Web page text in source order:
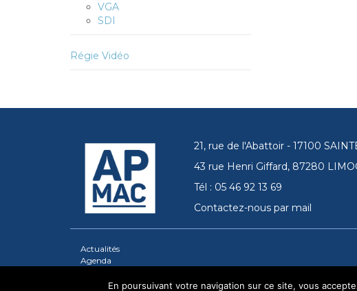
VGA
SDI
Régie Vidéo
21, rue de l'Abattoir - 17100
43 rue Henri Giffard, 87280
Tél : 05 46 92 13 69
Contactez-nous par mail
Actualités
Agenda
En poursuivant votre navigation sur ce site, vous